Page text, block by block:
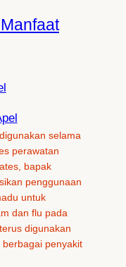
selama
perawatan
bapak
penggunaan
untuk
dan flu pada
digunakan
penyakit